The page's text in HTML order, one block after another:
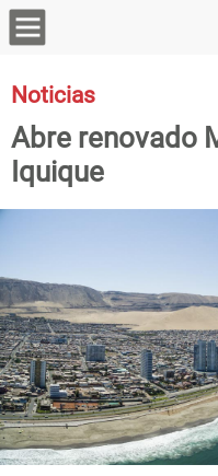
Noticias
Abre renovado
Iquique